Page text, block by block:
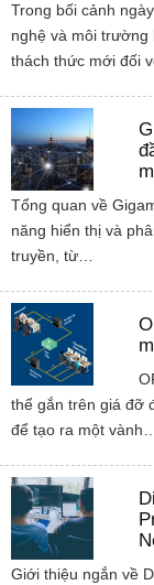
Trong bối cảnh
nghệ và môi trường
thách thức mới đối
Tổng quan về
năng hiển thị và
truyền, từ…
thể gắn trên giá đỡ
để tạo ra một vành…
Giới thiệu ngắn về